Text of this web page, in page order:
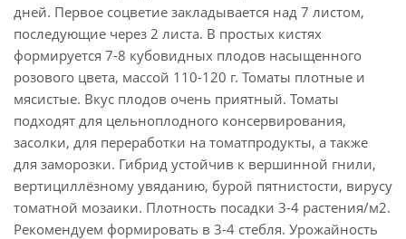
дней. Первое соцветие закладывается над 7 листом,
последующие через 2 листа. В простых кистях
формируется 7-8 кубовидных плодов насыщенного
розового цвета, массой 110-120 г. Томаты плотные и
мясистые. Вкус плодов очень приятный. Томаты
подходят для цельноплодного консервирования,
засолки, для переработки на томатпродукты, а также
для заморозки. Гибрид устойчив к вершинной гнили,
вертициллёзному увяданию, бурой пятнистости, вирусу
томатной мозаики. Плотность посадки 3-4 растения/м2.
Рекомендуем формировать в 3-4 стебля. Урожайность